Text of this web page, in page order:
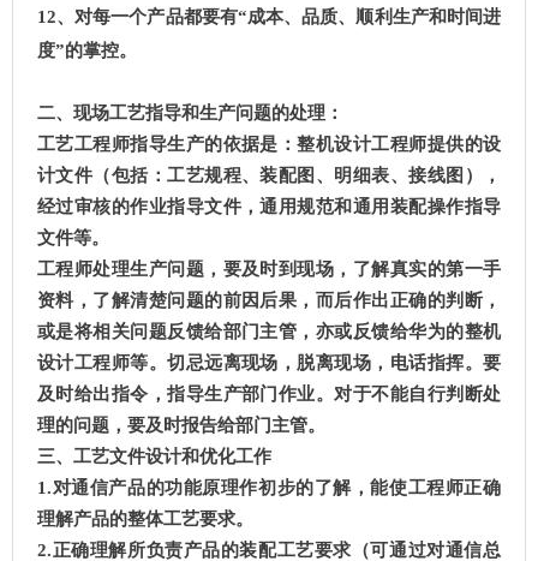
12、对每一个产品都要有“成本、品质、顺利生产和时间进
度”的掌控。
二、现场工艺指导和生产问题的处理：
工艺工程师指导生产的依据是：整机设计工程师提供的设
计文件（包括：工艺规程、装配图、明细表、接线图），
经过审核的作业指导文件，通用规范和通用装配操作指导
文件等。
工程师处理生产问题，要及时到现场，了解真实的第一手
资料，了解清楚问题的前因后果，而后作出正确的判断，
或是将相关问题反馈给部门主管，亦或反馈给华为的整机
设计工程师等。切忌远离现场，脱离现场，电话指挥。要
及时给出指令，指导生产部门作业。对于不能自行判断处
理的问题，要及时报告给部门主管。
三、工艺文件设计和优化工作
1.对通信产品的功能原理作初步的了解，能使工程师正确
理解产品的整体工艺要求。
2.正确理解所负责产品的装配工艺要求（可通过对通信总